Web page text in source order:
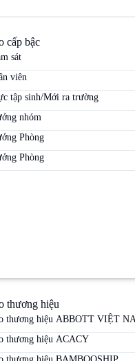
cấp bậc
sát
viên
tập sinh/Mới ra trường
nhóm
Phòng
Phòng
thương hiệu
thương hiệu ABBOTT VIỆT
thương hiệu ACACY